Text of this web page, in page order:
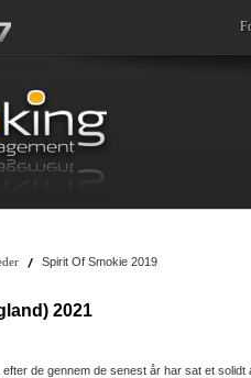
Spirit Of Smokie 2019
2021
de gennem de senest år har sat et